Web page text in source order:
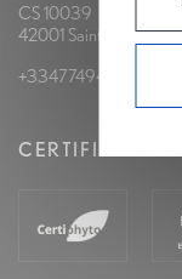
CS 10039
42001 Saint-Etienne |
+33477494670
CERTIFICATIONS